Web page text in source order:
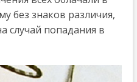
без знаков различия,
случай попадания в